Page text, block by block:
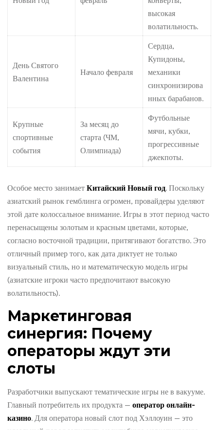
высокая
волатильность.
День Святого
Валентина
Начало февраля
Сердца,
Купидоны,
механики
синхронизирова
нных барабанов.
Крупные
спортивные
события
За месяц до
старта (ЧМ,
Олимпиада)
Футбольные
мячи, кубки,
прогрессивные
джекпоты.
Особое место занимает Китайский Новый год. Поскольку
азиатский рынок гемблинга огромен, провайдеры уделяют
этой дате колоссальное внимание. Игры в этот период часто
перенасыщены золотым и красным цветами, которые,
согласно восточной традиции, притягивают богатство. Это
отличный пример того, как дата диктует не только
визуальный стиль, но и математическую модель игры
(азиатские игроки часто предпочитают высокую
волатильность).
Маркетинговая
синергия: Почему
операторы ждут эти
слоты
Разработчики выпускают тематические игры не в вакууме.
Главный потребитель их продукта — оператор онлайн-
казино. Для оператора новый слот под Хэллоуин — это